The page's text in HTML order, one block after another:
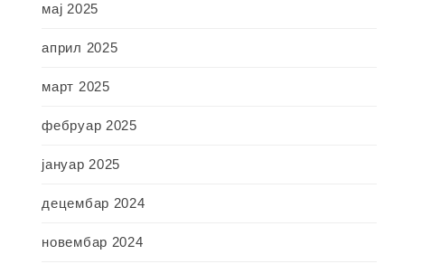
мај 2025
април 2025
март 2025
фебруар 2025
јануар 2025
децембар 2024
новембар 2024